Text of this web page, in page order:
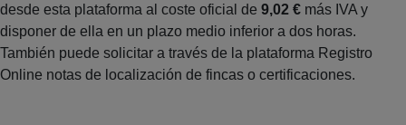
desde esta plataforma al coste oficial de 9,02 € más IVA y
disponer de ella en un plazo medio inferior a dos horas.
También puede solicitar a través de la plataforma Registro
Online notas de localización de fincas o certificaciones.